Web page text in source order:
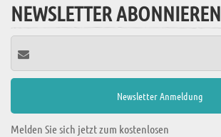
NEWSLETTER ABONNIEREN
Melden Sie sich jetzt zum kostenlosen